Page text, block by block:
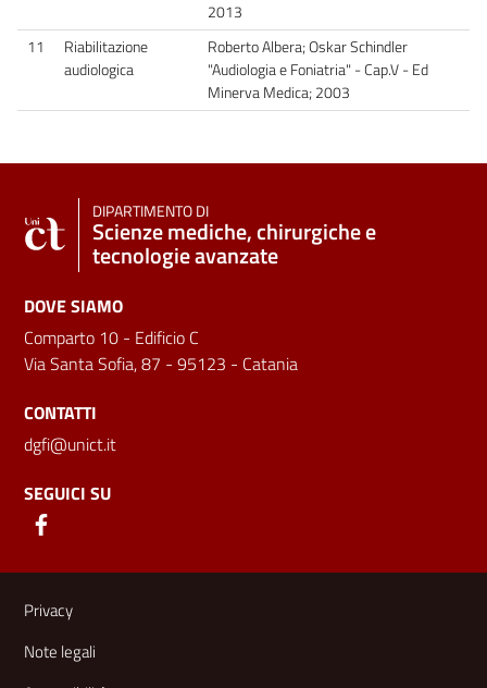
2013
11
Riabilitazione
audiologica
Roberto Albera; Oskar Schindler
"Audiologia e Foniatria" - Cap.V - Ed
Minerva Medica; 2003
DIPARTIMENTO DI
Scienze mediche, chirurgiche e
tecnologie avanzate
DOVE SIAMO
Comparto 10 - Edificio C
Via Santa Sofia, 87 - 95123 - Catania
CONTATTI
dgfi@unict.it
SEGUICI SU
Link e informazioni utili
Privacy
Note legali